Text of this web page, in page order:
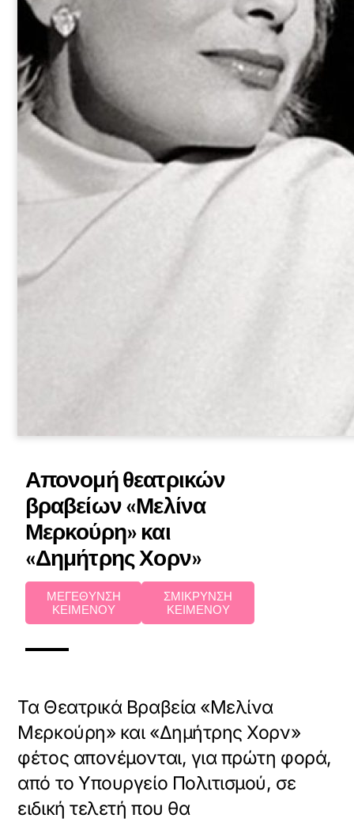
Απονομή θεατρικών
βραβείων «Μελίνα
Μερκούρη» και
«Δημήτρης Χορν»
ΜΕΓΕΘΥΝΣΗ
ΚΕΙΜΕΝΟΥ
ΣΜΙΚΡΥΝΣΗ
ΚΕΙΜΕΝΟΥ
Τα Θεατρικά Βραβεία «Μελίνα
Μερκούρη» και «Δημήτρης Χορν»
φέτος απονέμονται, για πρώτη φορά,
από το Υπουργείο Πολιτισμού, σε
ειδική τελετή που θα